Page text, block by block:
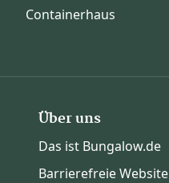
Containerhaus
Über uns
Das ist Bungalow.de
Barrierefreie Website